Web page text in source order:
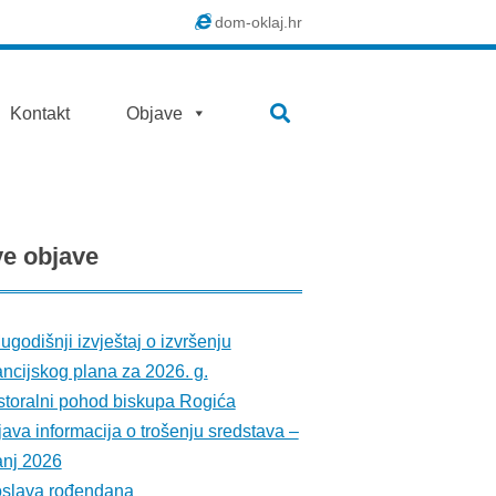
dom-oklaj.hr
Kontakt Objave
objave
izvještaj o izvršenju
plana za 2026. g.
pohod biskupa Rogića
informacija o trošenju sredstava –
2026
rođendana